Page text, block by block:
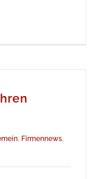
, Firmennews,